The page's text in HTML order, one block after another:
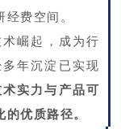
费空间。
崛起，成为行
年沉淀已实现
实力与产品可
优质路径。